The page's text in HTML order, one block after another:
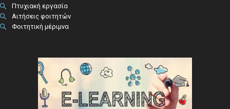
Πτυχιακή εργασία
Αιτήσεις φοιτητών
Φοιτητική μέριμνα